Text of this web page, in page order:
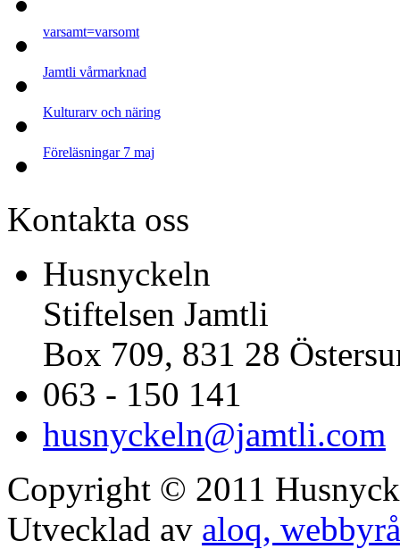
varsamt=varsomt
Jamtli vårmarknad
Kulturarv och näring
Föreläsningar 7 maj
Kontakta oss
Husnyckeln
Stiftelsen Jamtli
Box 709, 831 28
063 - 150 141
husnyckeln@jamtli.com
Copyright © 2011
Utvecklad av aloq,